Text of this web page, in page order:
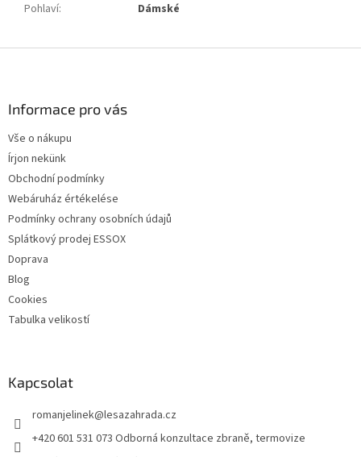
Pohlaví: Dámské
Informace pro vás
Vše o nákupu
Írjon nekünk
Obchodní podmínky
Webáruház értékelése
Podmínky ochrany osobních údajů
Splátkový prodej ESSOX
Doprava
Blog
Cookies
Tabulka velikostí
Kapcsolat
romanjelinek@lesazahrada.cz
+420 601 531 073 Odborná konzultace zbraně, termovize